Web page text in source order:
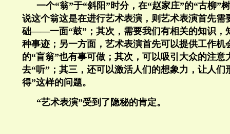
一个“翁”于“斜阳”时分，在“赵家庄”的“古柳”
说这个翁这是在进行艺术表演，则艺术表演首先需
础——一面“鼓”；其次，需要我们有相关的知识，
种事迹；另一方面，艺术表演首先可以提供工作
的“盲翁”也有事可做；其次，可以吸引大众的注
去“听”；其三，还可以激活人们的想象力，让人们
得”这样的问题。
“艺术表演”受到了隐秘的肯定。